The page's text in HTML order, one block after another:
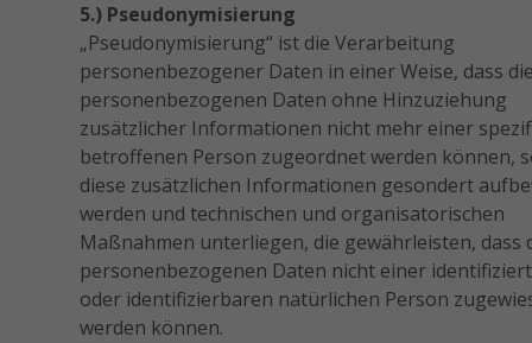
5.) Pseudonymisierung
„Pseudonymisierung“ ist die Verarbeitung
personenbezogener Daten in einer Weise, dass
personenbezogenen Daten ohne Hinzuziehung
zusätzlicher Informationen nicht mehr einer
betroffenen Person zugeordnet werden können,
diese zusätzlichen Informationen gesondert
werden und technischen und organisatorischen
Maßnahmen unterliegen, die gewährleisten, dass
personenbezogenen Daten nicht einer
oder identifizierbaren natürlichen Person
werden können.